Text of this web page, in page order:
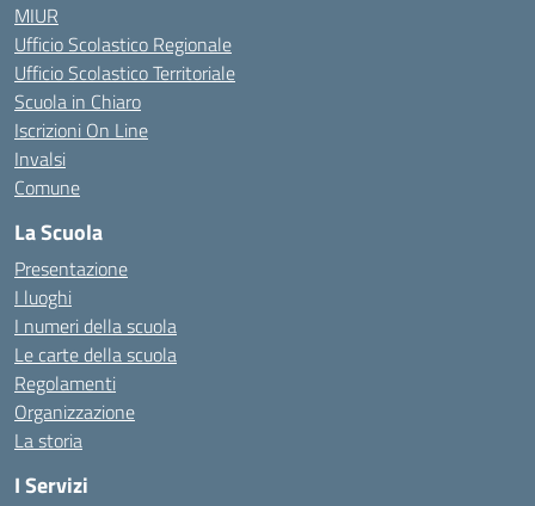
MIUR
Ufficio Scolastico Regionale
Ufficio Scolastico Territoriale
Scuola in Chiaro
Iscrizioni On Line
Invalsi
Comune
La Scuola
Presentazione
I luoghi
I numeri della scuola
Le carte della scuola
Regolamenti
Organizzazione
La storia
I Servizi